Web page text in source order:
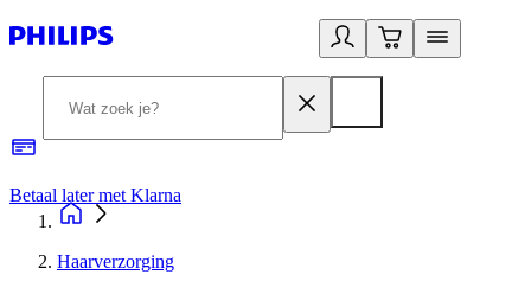
Betaal later met Klarna
Haarverzorging